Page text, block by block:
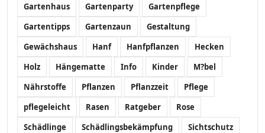
Gartenhaus
Gartenparty
Gartenpflege
Gartentipps
Gartenzaun
Gestaltung
Gewächshaus
Hanf Hanfpflanzen
Hecken
Holz
Hängematte Info Kinder
M?bel
Nährstoffe
Pflanzen Pflanzzeit
Pflege
pflegeleicht
Rasen Ratgeber
Rose
Schädlinge
Schädlingsbekämpfung
Sichtschutz